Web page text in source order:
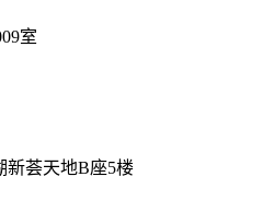
室
新荟天地B座5楼